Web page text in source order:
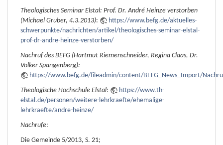
Theologisches Seminar Elstal: Prof. Dr. André Heinze verstorben
(Michael Gruber, 4.3.2013):
https://www.befg.de/aktuelles-
schwerpunkte/nachrichten/artikel/theologisches-seminar-elstal-
prof-dr-andre-heinze-verstorben/
Nachruf des BEFG (Hartmut Riemenschneider, Regina Claas, Dr.
Volker Spangenberg):
https://www.befg.de/fileadmin/content/BEFG_News_Import/
Theologische Hochschule Elstal:
https://www.th-
elstal.de/personen/weitere-lehrkraefte/ehemalige-
lehrkraefte/andre-heinze/
Nachrufe:
Die Gemeinde 5/2013, S. 21;